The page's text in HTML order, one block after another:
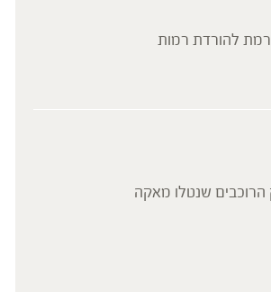
להורדת רמות
14 יום, בהשוואה לפלסבו, נמצא כי רק הרוכבים שנטלו מאקה